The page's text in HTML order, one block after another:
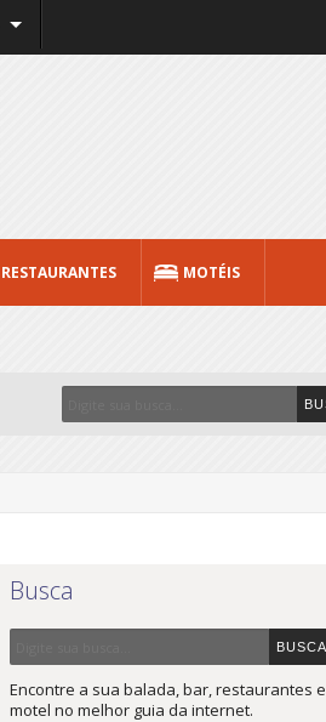
RESTAURANTES MOTÉIS
Busca
Encontre a sua balada, bar, restaurantes e
motel no melhor guia da internet.